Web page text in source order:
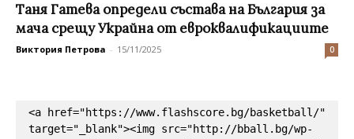
Таня Гатева определи състава на България за
мача срещу Украйна от евроквалификациите
Виктория Петрова - 15/11/2025 0
<a href="https://www.flashscore.bg/basketball/"
target="_blank"><img src="http://bball.bg/wp-